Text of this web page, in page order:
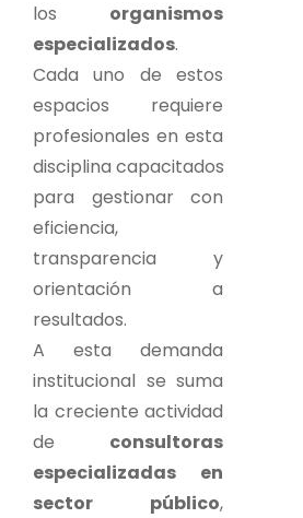
los organismos
especializados.
Cada uno de estos
espacios requiere
profesionales en esta
disciplina capacitados
para gestionar con
eficiencia,
transparencia y
orientación a
resultados.
A esta demanda
institucional se suma
la creciente actividad
de consultoras
especializadas en
sector público,